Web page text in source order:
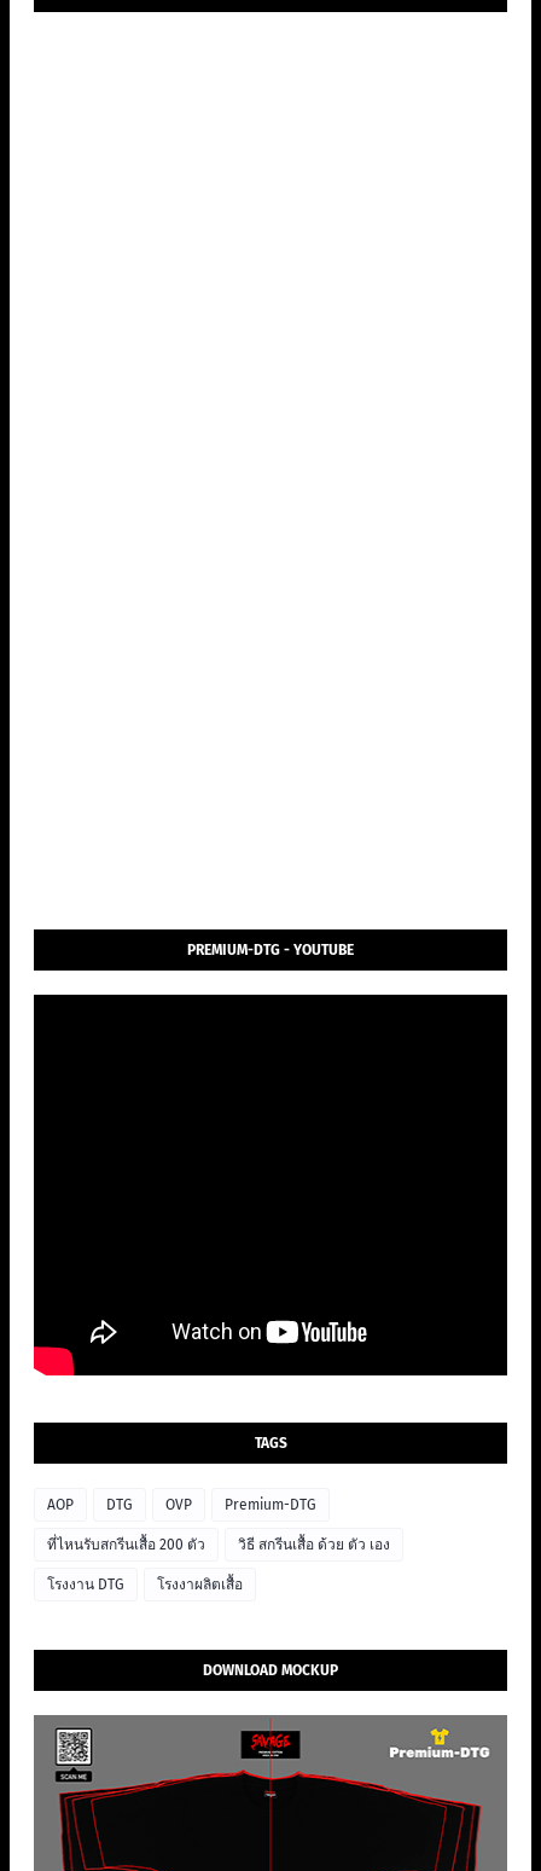
PREMIUM-DTG - YOUTUBE
TAGS
AOP DTG OVP Premium-DTG
ที่ไหนรับสกรีนเสื้อ 200 ตัว วิธี สกรีนเสื้อ ด้วย ตัว เอง
โรงงาน DTG โรงงาผลิตเสื้อ
DOWNLOAD MOCKUP